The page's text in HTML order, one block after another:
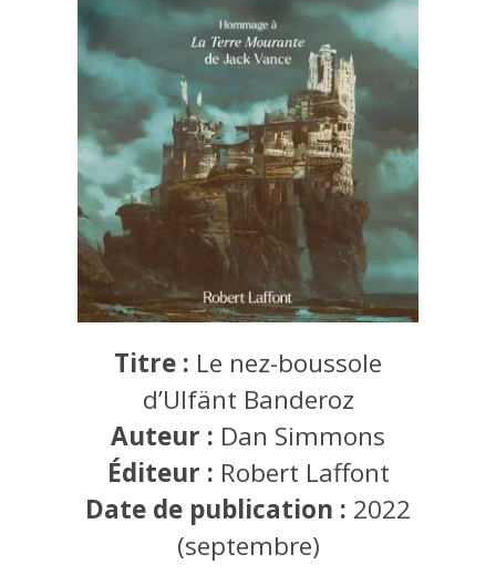
Titre : Le nez-boussole
d’Ulfänt Banderoz
Auteur : Dan Simmons
Éditeur : Robert Laffont
Date de publication : 2022
(septembre)